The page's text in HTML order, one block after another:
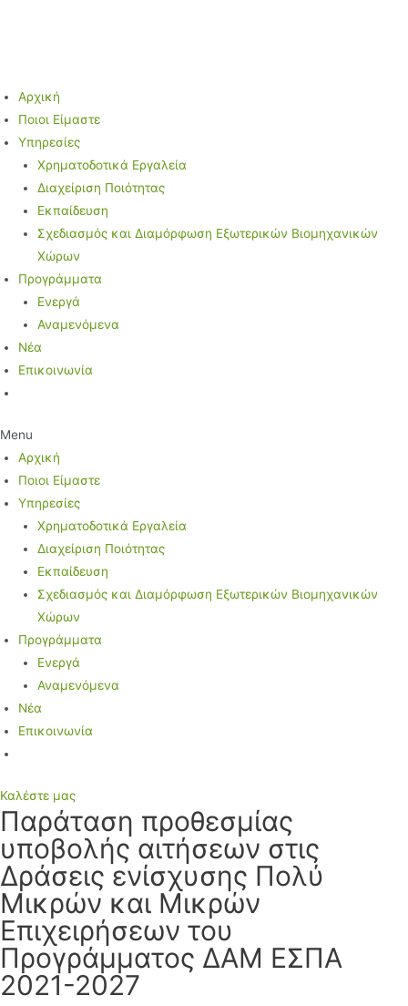
Αρχική
Ποιοι Είμαστε
Υπηρεσίες
Χρηματοδοτικά Εργαλεία
Διαχείριση Ποιότητας
Εκπαίδευση
Σχεδιασμός και Διαμόρφωση Εξωτερικών Βιομηχανικών
Χώρων
Προγράμματα
Ενεργά
Αναμενόμενα
Νέα
Επικοινωνία
Menu
Αρχική
Ποιοι Είμαστε
Υπηρεσίες
Χρηματοδοτικά Εργαλεία
Διαχείριση Ποιότητας
Εκπαίδευση
Σχεδιασμός και Διαμόρφωση Εξωτερικών Βιομηχανικών
Χώρων
Προγράμματα
Ενεργά
Αναμενόμενα
Νέα
Επικοινωνία
Καλέστε μας
Παράταση προθεσμίας
υποβολής αιτήσεων στις
Δράσεις ενίσχυσης Πολύ
Μικρών και Μικρών
Επιχειρήσεων του
Προγράμματος ΔΑΜ ΕΣΠΑ
2021-2027